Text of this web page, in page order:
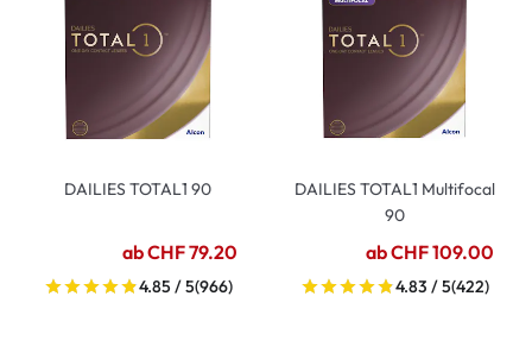
DAILIES TOTAL1 90
ab CHF 79.20
4.85 / 5(966)
DAILIES TOTAL1 Multifocal
90
ab CHF 109.00
4.83 / 5(422)